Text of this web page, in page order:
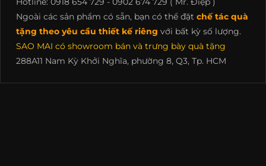
Ngoài các sản phẩm có sẵn, bạn có thể đặt chế tác quà
tặng theo yêu cầu thiết kế riêng với bất kỳ số lượng.
SAO MAI có showroom bán và trưng bày quà tặng
288A11 Nam Kỳ Khởi Nghĩa, phường 8, Q3, Tp. HCM